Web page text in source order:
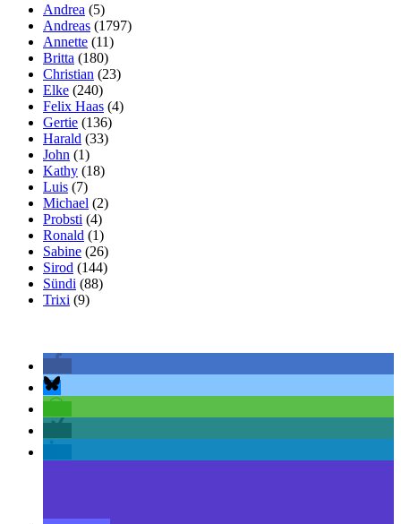
Andrea (5)
Andreas (1797)
Annette (11)
Britta (180)
Christian (23)
Elke (240)
Felix Haas (4)
Gertie (136)
Harald (33)
John (1)
Kathy (18)
Luis (7)
Michael (2)
Probsti (4)
Ronald (1)
Sabine (26)
Sirod (144)
Sündi (88)
Trixi (9)